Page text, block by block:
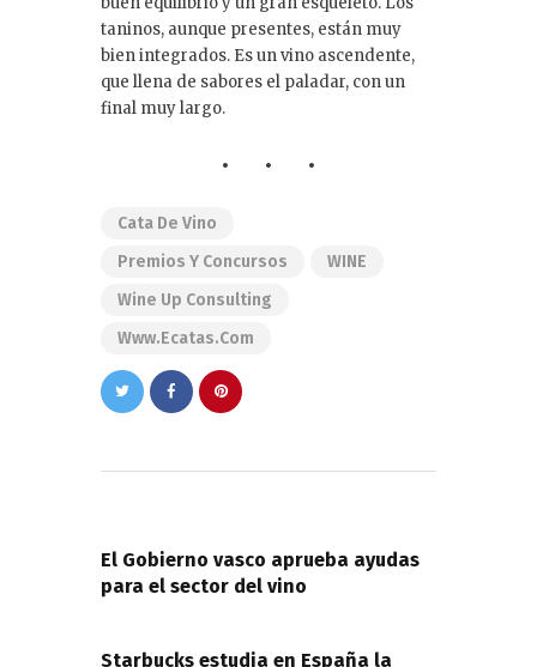
taninos, aunque presentes, están muy
bien integrados. Es un vino ascendente,
que llena de sabores el paladar, con un
final muy largo.
Cata De Vino
Premios Y Concursos
WINE
Wine Up Consulting
Www.ecatas.com
entradas
El Gobierno vasco aprueba ayudas
para el sector del vino
Starbucks estudia en España la